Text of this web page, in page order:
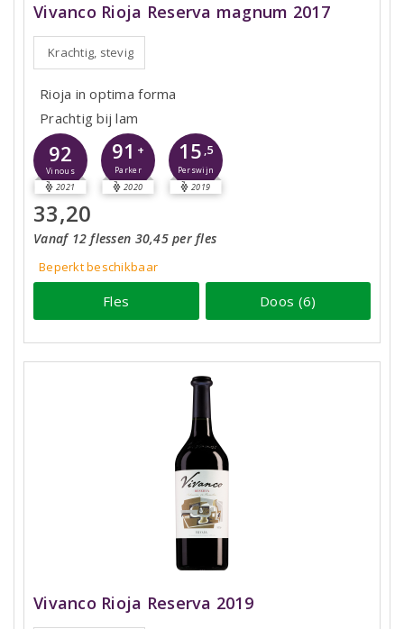
Vivanco Rioja Reserva magnum 2017
Krachtig, stevig
Rioja in optima forma
Prachtig bij lam
92
Vinous
2021
91 +
Parker
2020
15 ,5
Perswijn
2019
33,20
Vanaf 12 flessen 30,45 per fles
Beperkt beschikbaar
Fles Doos (6)
Vivanco Rioja Reserva 2019